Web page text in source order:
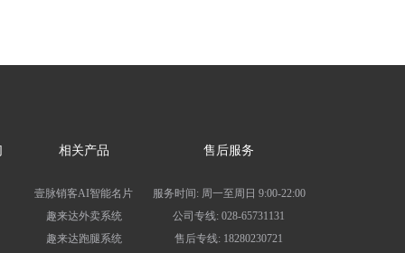
相关产品
壹脉销客AI智能名片
趣来达外卖系统
趣来达跑腿系统
售后服务
服务时间: 周一至周日 9:00-22:00
公司专线: 028-65731131
售后专线: 18280230721